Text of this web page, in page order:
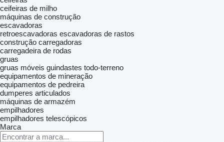
ceifeiras de milho
máquinas de construção
escavadoras
retroescavadoras escavadoras de rastos
construção carregadoras
carregadeira de rodas
gruas
gruas móveis guindastes todo-terreno
equipamentos de mineração
equipamentos de pedreira
dumperes articulados
máquinas de armazém
empilhadores
empilhadores telescópicos
Marca